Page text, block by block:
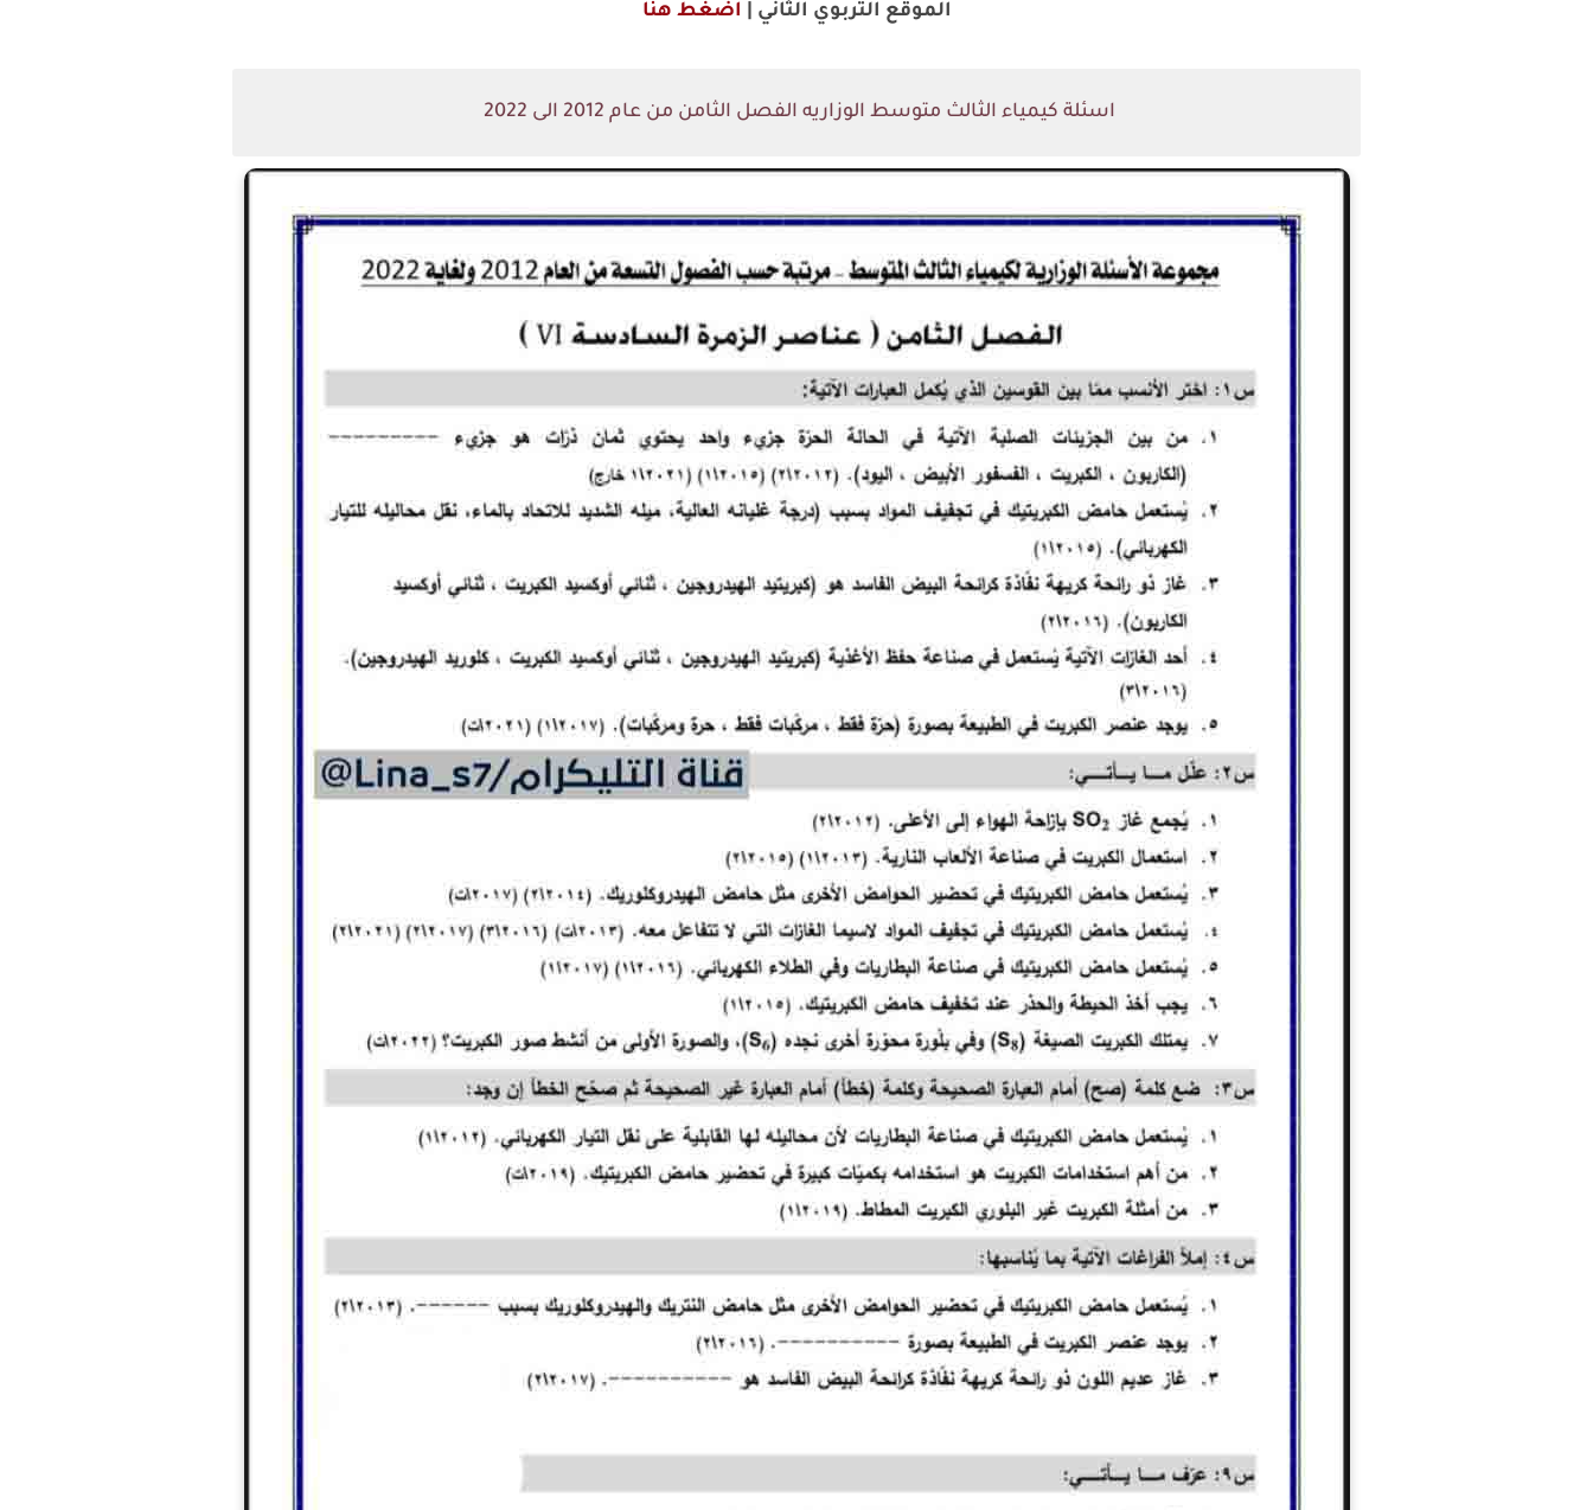
الموقع التربوي الثاني | اضغط هنا
اسئلة كيمياء الثالث متوسط الوزاريه الفصل الثامن من عام 2012 الى 2022